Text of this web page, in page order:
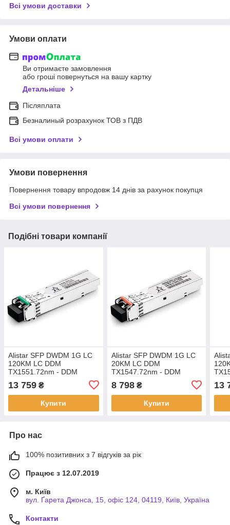
Всі умови доставки
Умови оплати
Ви отримаєте замовлення
або гроші повернуться на вашу картку
Детальніше
Післяплата
Безналиный розрахунок ТОВ з ПДВ
Всі умови оплати
Умови повернення
Повернення товару впродовж 14 днів за рахунок покупця
Всі умови повернення
Подібні товари компанії
Alistar SFP DWDM 1G LC
120KM LC DDM
TX1551.72nm - DDM
13 759 ₴
Купити
Alistar SFP DWDM 1G LC
20KM LC DDM
TX1547.72nm - DDM
8 798₴
Купити
13
Про нас
100% позитивних з 7 відгуків за рік
Працює з 12.07.2019
м. Київ
вул. Ґарета Джонса, 15, офіс 124, 04119, Київ, Україна
Контакти